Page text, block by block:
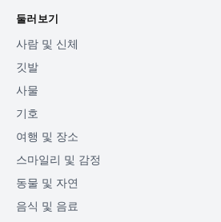
둘러보기
사람 및 신체
깃발
사물
기호
여행 및 장소
스마일리 및 감정
동물 및 자연
음식 및 음료